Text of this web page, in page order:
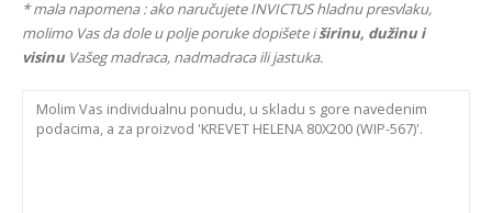
* mala napomena : ako naručujete INVICTUS hladnu presvlaku,
molimo Vas da dole u polje poruke dopišete iširinu, dužinu i
visinu Vašeg madraca, nadmadraca ili jastuka.